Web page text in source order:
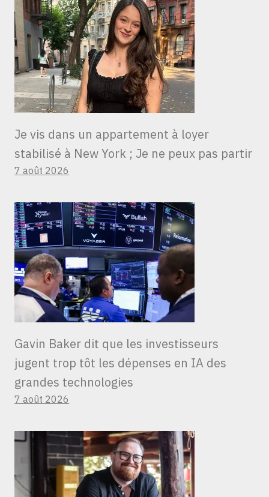
Je vis dans un appartement à loyer
stabilisé à New York ; Je ne peux pas partir
7 août 2026
Gavin Baker dit que les investisseurs
jugent trop tôt les dépenses en IA des
grandes technologies
7 août 2026